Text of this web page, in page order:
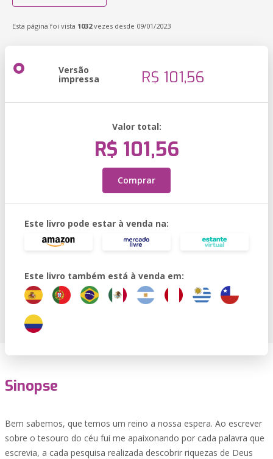
Esta página foi vista 1032vezes desde 09/01/2023
Versão
impressa R$ 101,56
Valor total:
R$ 101,56
Comprar
Este livro pode estar à venda na:
Este livro também está à venda em:
Sinopse
Bem sabemos, que temos um reino a nossa espera. Ao escrever
sobre o tesouro do céu fui me apaixonando por cada palavra que
escrevia, a cada pesquisa realizada descobrir riquezas de Deus